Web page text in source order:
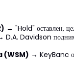
→ "Hold" оставлен,
D.A. Davidson
(WSM) → KeyBanc